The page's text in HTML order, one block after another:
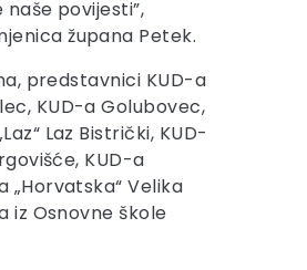
povijesti”,
župana Petek.
predstavnici KUD-a
KUD-a Golubovec,
Laz Bistrički, KUD-
KUD-a
„Horvatska“ Velika
iz Osnovne škole